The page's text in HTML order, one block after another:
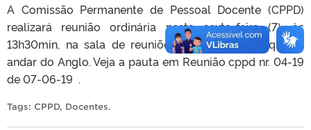
A Comissão Permanente de Pessoal Docente (CPPD)
realizará reunião ordinária nesta sexta-feira (7), às
13h30min, na sala de reuniões do Cocepe, no quarto
andar do Anglo. Veja a pauta em Reunião cppd nr. 04-19
de 07-06-19 .
Tags: CPPD, Docentes.